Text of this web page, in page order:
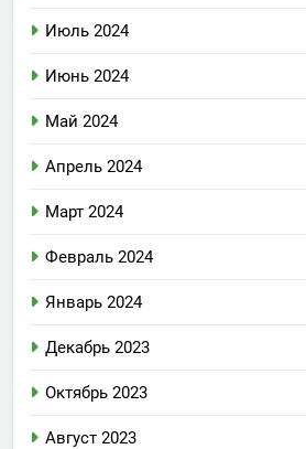
Июль 2024
Июнь 2024
Май 2024
Апрель 2024
Март 2024
Февраль 2024
Январь 2024
Декабрь 2023
Октябрь 2023
Август 2023